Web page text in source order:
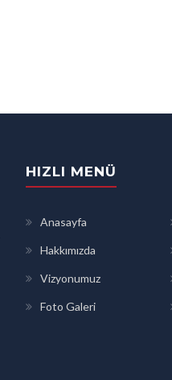
HIZLI MENÜ
Anasayfa
Hakkımızda
Vizyonumuz
Foto Galeri